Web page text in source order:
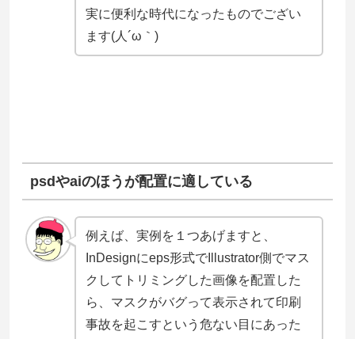
実に便利な時代になったものでござい
ます(人´ω｀)
psdやaiのほうが配置に適している
例えば、実例を１つあげますと、
InDesignにeps形式でIllustrator側でマス
クしてトリミングした画像を配置した
ら、マスクがバグって表示されて印刷
事故を起こすという危ない目にあった